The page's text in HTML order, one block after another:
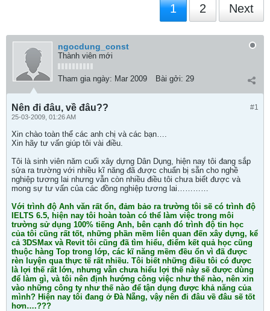
1 2 Next
ngocdung_const
Thành viên mới
Tham gia ngày: Mar 2009 Bài gởi: 29
#1
Nên đi đâu, về đâu??
25-03-2009, 01:26 AM
Xin chào toàn thể các anh chị và các bạn….
Xin hãy tư vấn giúp tôi vài điều.
Tôi là sinh viên năm cuối xây dựng Dân Dụng, hiện nay tôi đang sắp
sửa ra trường với nhiều kĩ năng đã được chuẩn bị sẵn cho nghề
nghiệp tương lai nhưng vẫn còn nhiều điều tôi chưa biết được và
mong sự tư vấn của các đồng nghiệp tương lai…………
Với trình độ Anh văn rất ổn, đảm bảo ra trường tôi sẽ có trình độ
IELTS 6.5, hiện nay tôi hoàn toàn có thể làm việc trong môi
trường sử dụng 100% tiếng Anh, bên cạnh đó trình độ tin học
của tôi cũng rất tốt, những phần mềm liên quan đến xây dựng, kể
cả 3DSMax và Revit tôi cũng đã tìm hiểu, điểm kết quả học cũng
thuộc hàng Top trong lớp, các kĩ năng mềm đều ổn vì đã được
rèn luyện qua thực tế rất nhiều. Tôi biết những điều tôi có được
là lợi thế rất lớn, nhưng vẫn chưa hiểu lợi thế này sẽ được dùng
để làm gì, và tôi nên định hướng công việc như thế nào, nên xin
vào những công ty như thế nào để tận dụng được khả năng của
mình? Hiện nay tôi đang ở Đà Nẵng, vậy nên đi đâu về đâu sẽ tốt
hơn….???